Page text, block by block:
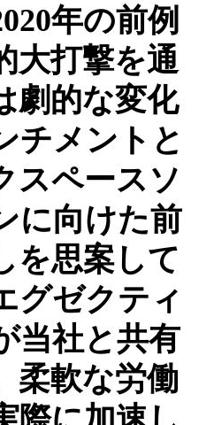
年の前例
大打撃を通
劇的な変化
チメントと
スペースソ
に向けた前
を思案して
グゼクティ
当社と共有
柔軟な労働